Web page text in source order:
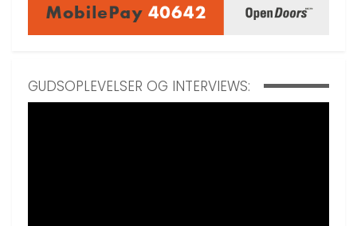
GUDSOPLEVELSER OG INTERVIEWS: